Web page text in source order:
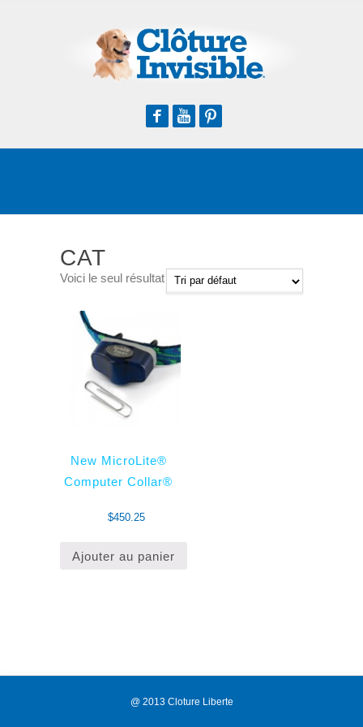
FacebookYoutube
CAT
Voici le seul résultat
New MicroLite®
Computer Collar®
$450.25
Ajouter au panier
@ 2013 Cloture Liberte